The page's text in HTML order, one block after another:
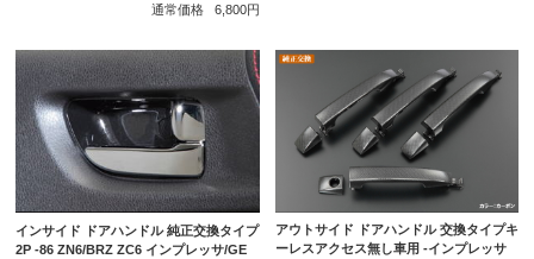
通常価格
6,800円
インサイド ドアハンドル 純正交換タイプ
2P -86 ZN6/BRZ ZC6 インプレッサ/GE
アウトサイド ドアハンドル 交換タイプキ
ーレスアクセス無し車用 -インプレッサ